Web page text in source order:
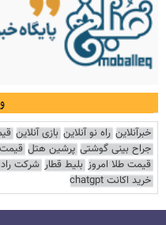
خبرآنلاین راه نو آنلاین بازی آنلاین
جراح بینی گوشتی پرشین هتل قیمت
قیمت طلا امروز بلیط قطار شرکت
خرید اکانت chatgpt